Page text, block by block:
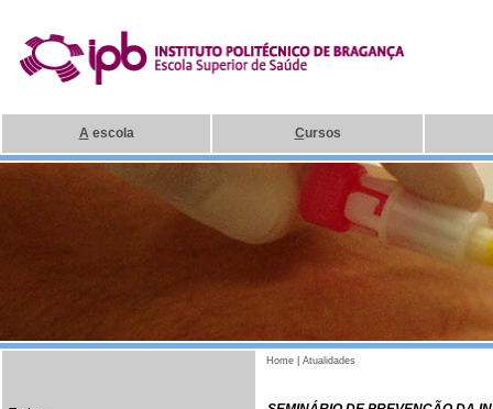
A escola Cursos
Home Atualidades